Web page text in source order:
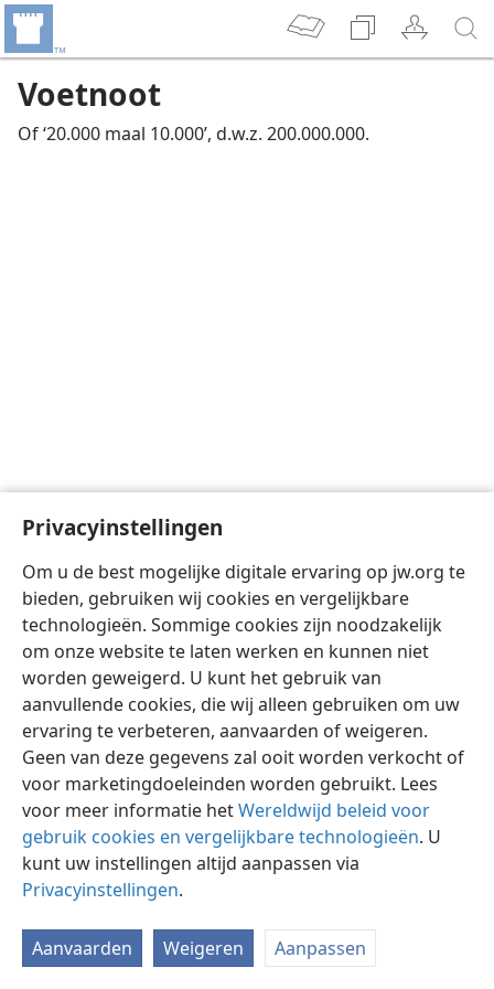
Privacyinstellingen
Om u de best mogelijke digitale ervaring op jw.org te
bieden, gebruiken wij cookies en vergelijkbare
technologieën. Sommige cookies zijn noodzakelijk
om onze website te laten werken en kunnen niet
worden geweigerd. U kunt het gebruik van
aanvullende cookies, die wij alleen gebruiken om uw
ervaring te verbeteren, aanvaarden of weigeren.
Geen van deze gegevens zal ooit worden verkocht of
voor marketingdoeleinden worden gebruikt. Lees
voor meer informatie hetWereldwijd beleid voor
gebruik cookies en vergelijkbare technologieën. U
kunt uw instellingen altijd aanpassen via
Privacyinstellingen.
Aanvaarden Weigeren Aanpassen
Voetnoot
Of ‘20.000 maal 10.000’, d.w.z. 200.000.000.
Nederlands Instellingen
Copyright © 2026 Watch Tower Bible and Tract Society of Pennsylvania
Gebruiksvoorwaarden Privacybeleid
JW.ORG
Inloggen